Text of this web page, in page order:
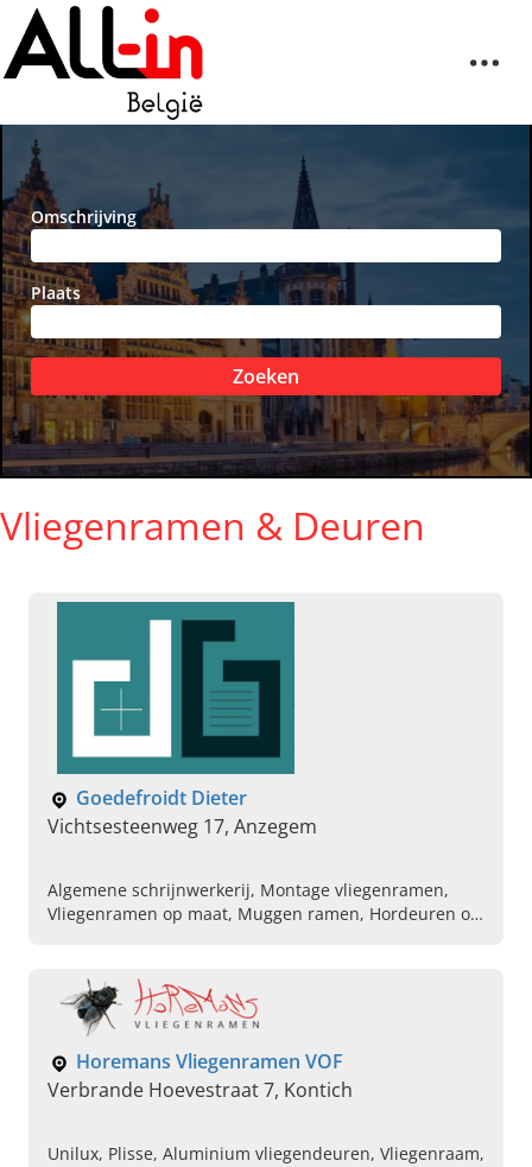
Omschrijving
Plaats
Zoeken
Vliegenramen & Deuren
Goedefroidt Dieter
Vichtsesteenweg 17, Anzegem
Algemene schrijnwerkerij, Montage vliegenramen,
Vliegenramen op maat, Muggen ramen, Hordeuren op
Horemans Vliegenramen VOF
Verbrande Hoevestraat 7, Kontich
Unilux, Plisse, Aluminium vliegendeuren, Vliegenraam,